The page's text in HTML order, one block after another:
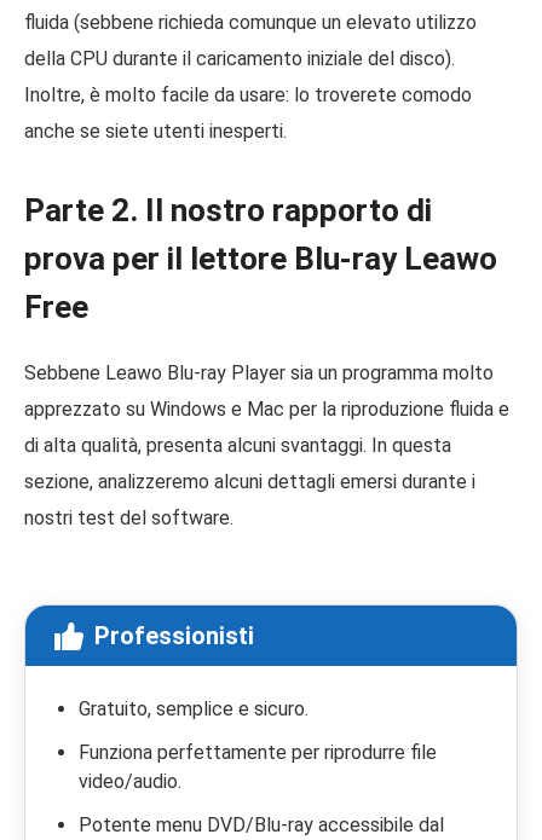
fluida (sebbene richieda comunque un elevato utilizzo
della CPU durante il caricamento iniziale del disco).
Inoltre, è molto facile da usare: lo troverete comodo
anche se siete utenti inesperti.
Parte 2. Il nostro rapporto di
prova per il lettore Blu-ray Leawo
Free
Sebbene Leawo Blu-ray Player sia un programma molto
apprezzato su Windows e Mac per la riproduzione fluida e
di alta qualità, presenta alcuni svantaggi. In questa
sezione, analizzeremo alcuni dettagli emersi durante i
nostri test del software.
Professionisti
Gratuito, semplice e sicuro.
Funziona perfettamente per riprodurre file
video/audio.
Potente menu DVD/Blu-ray accessibile dal